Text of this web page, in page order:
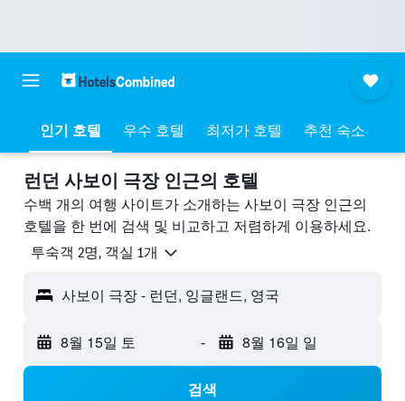
인기 호텔 우수 호텔 최저가 호텔 추천 숙소
런던 사보이 극장 ​인근의 호텔
수백 개의 여행 사이트가 소개하는 사보이 극장 인근의
호텔을 한 번에 검색 및 비교하고 저렴하게 이용하세요.
​투숙객 2​명, ​객실 1개
사보이 극장 - 런던, 잉글랜드, 영국
8월 15일 토 - 8월 16일 일
검색